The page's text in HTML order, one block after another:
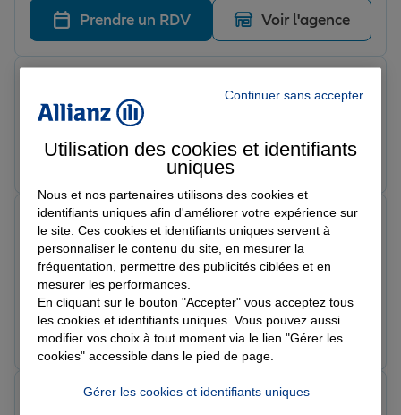
recommande fortement
Prendre un RDV Voir l'agence
Le 10/06/2026 - Agence SAINT GAUDENS
Prendre un RDV Voir l'agence
Note de 5 sur 5
Le 09/06/2026 - Agence SAINT GAUDENS
Je tiens à remercier Mme Angélique Hermand pour son
professionnalisme, sa disponibilité et la qualité de son
accompagnement. Toujours à l'écoute, elle prend le
temps d'expliquer clairement les différentes solutions
et de répondre à toutes les questions avec réactivité et
bienveillance. C'est très appréciable d'avoir une
conseillère aussi compétente et impliquée dans le suivi
Pük
Prendre un RDV Voir l'agence
Escrime S.
Continuer sans accepter
Utilisation des cookies et identifiants
uniques
Nous et nos partenaires utilisons des cookies et
identifiants uniques afin d'améliorer votre expérience sur
le site. Ces cookies et identifiants uniques servent à
personnaliser le contenu du site, en mesurer la
fréquentation, permettre des publicités ciblées et en
mesurer les performances.
En cliquant sur le bouton "Accepter" vous acceptez tous
les cookies et identifiants uniques. Vous pouvez aussi
modifier vos choix à tout moment via le lien "Gérer les
cookies" accessible dans le pied de page.
Gérer les cookies et identifiants uniques